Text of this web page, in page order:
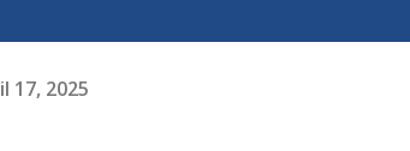
17, 2025